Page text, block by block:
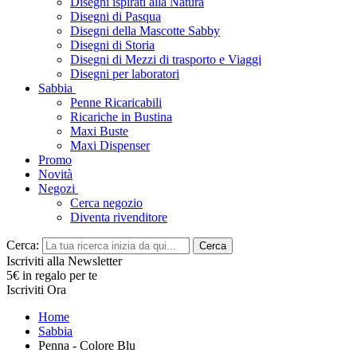
Disegni di Pasqua
Disegni della Mascotte Sabby
Disegni di Storia
Disegni di Mezzi di trasporto e Viaggi
Disegni per laboratori
Sabbia
Penne Ricaricabili
Ricariche in Bustina
Maxi Buste
Maxi Dispenser
Promo
Novità
Negozi
Cerca negozio
Diventa rivenditore
Cerca: Cerca
Iscriviti alla Newsletter
5€ in regalo per te
Iscriviti Ora
Home
Sabbia
Penna - Colore Blu